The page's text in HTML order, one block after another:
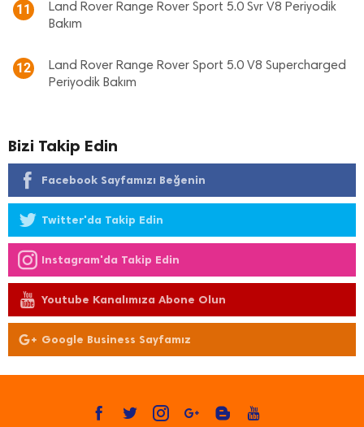
11
Land Rover Range Rover Sport 5.0 Svr V8 Periyodik
Bakım
12
Land Rover Range Rover Sport 5.0 V8 Supercharged
Periyodik Bakım
Bizi Takip Edin
Facebook Sayfamızı Beğenin
Twitter'da Takip Edin
Instagram'da Takip Edin
Youtube Kanalımıza Abone Olun
Google Business Sayfamız